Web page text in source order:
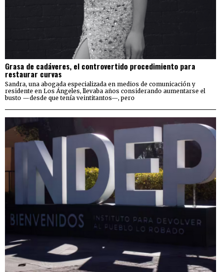
Grasa de cadáveres, el controvertido procedimiento para
restaurar curvas
Sandra, una abogada especializada en medios de comunicación y
residente en Los Ángeles, llevaba años considerando aumentarse el
busto —desde que tenía veintitantos—, pero